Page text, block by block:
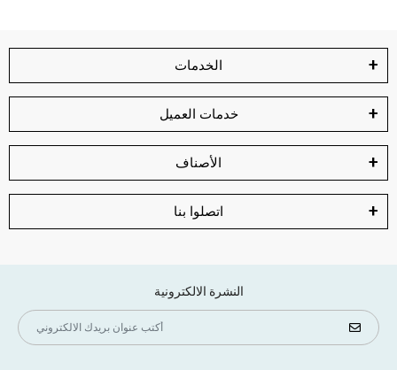
الخدمات
خدمات العميل
الأصناف
اتصلوا بنا
النشرة الالكترونية